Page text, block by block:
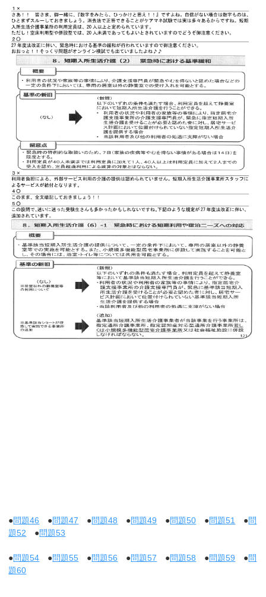
●問題46 ●問題47 ●問題48 ●問題49 ●問題50 ●問題51 ●問
題52 ●問題53
●問題54 ●問題55 ●問題56 ●問題57 ●問題58 ●問題59 ●問
題60